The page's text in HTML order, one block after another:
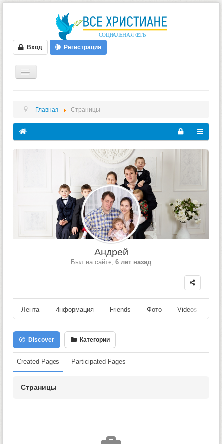
Вход Регистрация
ФОРУМ
ВИДЕО
БЛОГИ
Главная Страницы
Андрей
Был на сайте, 6 лет назад
Лента Информация Friends Фото Videos
Discover Категории
Created Pages Participated Pages
Страницы